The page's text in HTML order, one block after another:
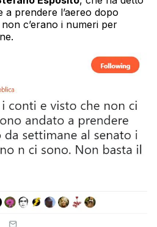
prendere l’aereo dopo
c’erano i numeri per